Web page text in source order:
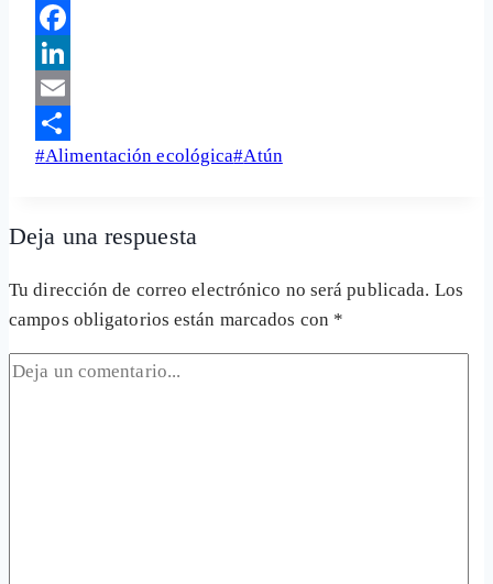
Telegram
Facebook
LinkedIn
Email
Share
Etiquetas
entrada:
#Alimentación ecológica#Atún
Deja una respuesta
Tu dirección de correo electrónico no será publicada. Los
campos obligatorios están marcados con *